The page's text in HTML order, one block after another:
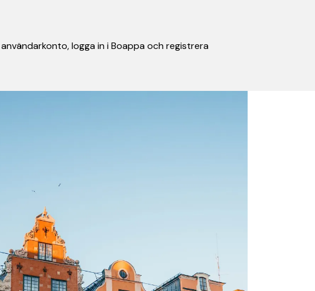
logga in i Boappa och registrera